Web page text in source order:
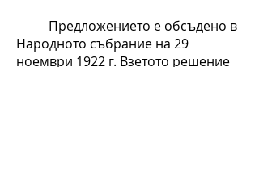
Предложението е обсъдено в
Народното събрание на 29
ноември 1922 г. Взетото решение